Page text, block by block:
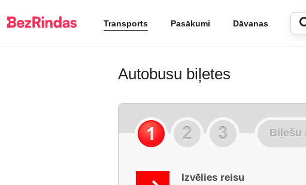
Transports Pasākumi Dāvanas
Autobusu biļetes
Biļešu
Izvēlies reisu